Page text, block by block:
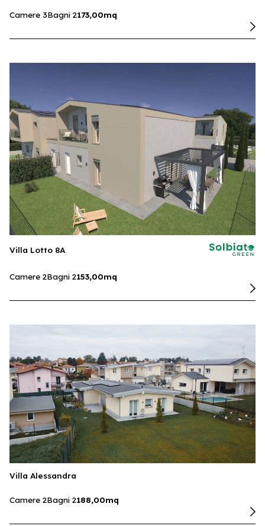
Camere 3Bagni 2173,00mq
Villa Lotto 8A
Camere 2Bagni 2153,00mq
Villa Alessandra
Camere 2Bagni 2188,00mq